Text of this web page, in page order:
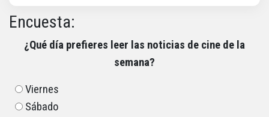
Encuesta:
¿Qué día prefieres leer las noticias de cine de la
semana?
Viernes
Sábado